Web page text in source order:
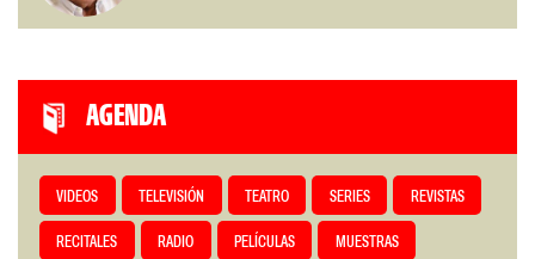
AGENDA
VIDEOS TELEVISIÓN TEATRO SERIES REVISTAS
RECITALES RADIO PELÍCULAS MUESTRAS